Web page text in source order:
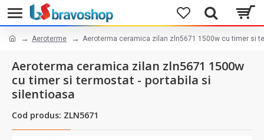
Aeroterme Aeroterma ceramica zilan zln5671 1500w cu timer si
Aeroterma ceramica zilan zln5671 1500w
cu timer si termostat - portabila si
silentioasa
Cod produs: ZLN5671